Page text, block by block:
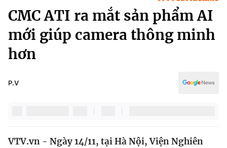
Chính trị
Xã hội
Pháp luật
Thế giới
Thể thao
Truyền hình
Văn hóa - Giải trí
Y tế
CMC ATI ra mắt sản phẩm AI
mới giúp camera thông minh
hơn
P.V
VTV.vn - Ngày 14/11, tại Hà Nội, Viện Nghiên